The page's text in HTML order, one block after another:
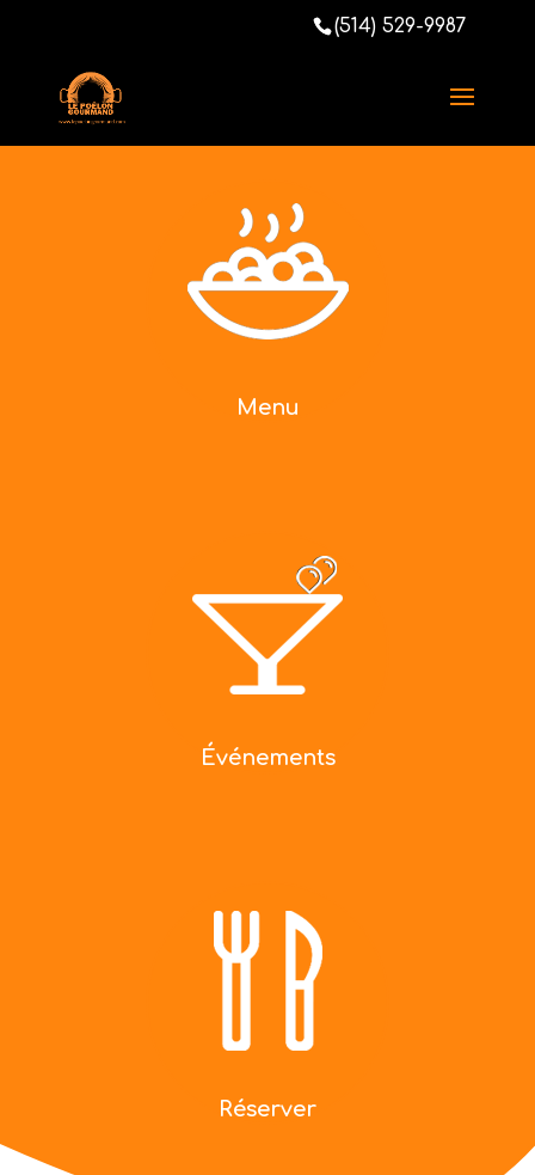
(514) 529-9987
Menu
Événements
Réserver